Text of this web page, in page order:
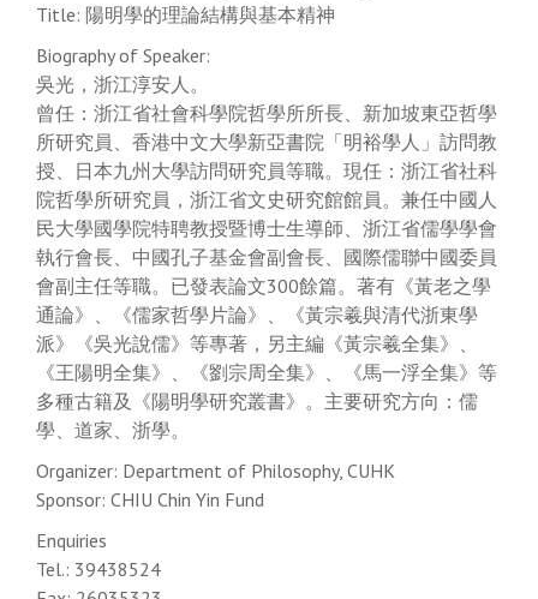
Title: 陽明學的理論結構與基本精神
Biography of Speaker:
吳光，浙江淳安人。
曾任：浙江省社會科學院哲學所所長、新加坡東亞哲學
所研究員、香港中文大學新亞書院「明裕學人」訪問教
授、日本九州大學訪問研究員等職。現任：浙江省社科
院哲學所研究員，浙江省文史研究館館員。兼任中國人
民大學國學院特聘教授暨博士生導師、浙江省儒學學會
執行會長、中國孔子基金會副會長、國際儒聯中國委員
會副主任等職。已發表論文300餘篇。著有《黃老之學
通論》、《儒家哲學片論》、《黃宗羲與清代浙東學
派》《吳光說儒》等專著，另主編《黃宗羲全集》、
《王陽明全集》、《劉宗周全集》、《馬一浮全集》等
多種古籍及《陽明學研究叢書》。主要研究方向：儒
學、道家、浙學。
Organizer: Department of Philosophy, CUHK
Sponsor: CHIU Chin Yin Fund
Enquiries
Tel.: 39438524